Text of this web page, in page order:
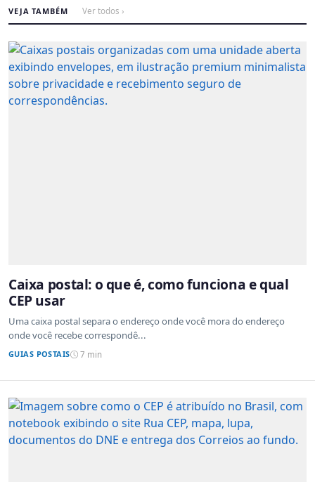
VEJA TAMBÉM Ver todos ›
Caixa postal: o que é, como funciona e qual
CEP usar
Uma caixa postal separa o endereço onde você mora do endereço
onde você recebe correspondê...
GUIAS POSTAIS 7 min